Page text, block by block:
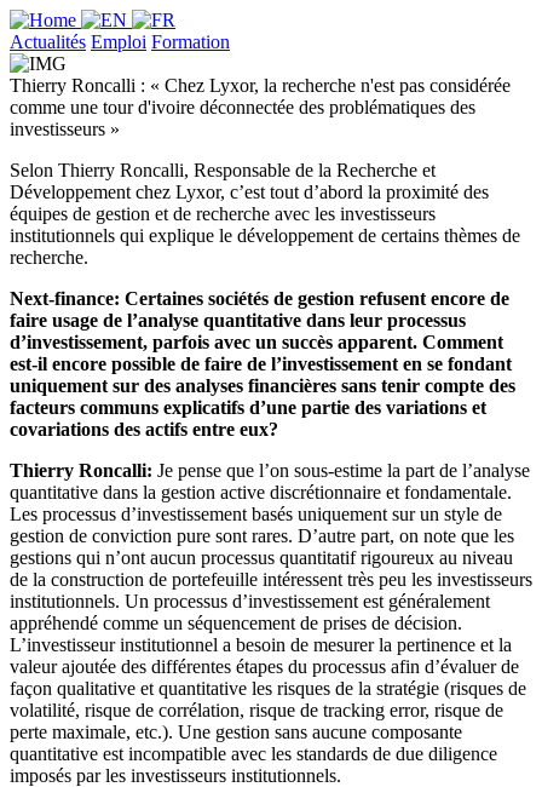
Actualités Emploi Formation
Thierry Roncalli : « Chez Lyxor, la recherche n'est pas considérée
comme une tour d'ivoire déconnectée des problématiques des
investisseurs »
Selon Thierry Roncalli, Responsable de la Recherche et
Développement chez Lyxor, c’est tout d’abord la proximité des
équipes de gestion et de recherche avec les investisseurs
institutionnels qui explique le développement de certains thèmes de
recherche.
Next-finance: Certaines sociétés de gestion refusent encore de
faire usage de l’analyse quantitative dans leur processus
d’investissement, parfois avec un succès apparent. Comment
est-il encore possible de faire de l’investissement en se fondant
uniquement sur des analyses financières sans tenir compte des
facteurs communs explicatifs d’une partie des variations et
covariations des actifs entre eux?
Thierry Roncalli: Je pense que l’on sous-estime la part de l’analyse
quantitative dans la gestion active discrétionnaire et fondamentale.
Les processus d’investissement basés uniquement sur un style de
gestion de conviction pure sont rares. D’autre part, on note que les
gestions qui n’ont aucun processus quantitatif rigoureux au niveau
de la construction de portefeuille intéressent très peu les investisseurs
institutionnels. Un processus d’investissement est généralement
appréhendé comme un séquencement de prises de décision.
L’investisseur institutionnel a besoin de mesurer la pertinence et la
valeur ajoutée des différentes étapes du processus afin d’évaluer de
façon qualitative et quantitative les risques de la stratégie (risques de
volatilité, risque de corrélation, risque de tracking error, risque de
perte maximale, etc.). Une gestion sans aucune composante
quantitative est incompatible avec les standards de due diligence
imposés par les investisseurs institutionnels.